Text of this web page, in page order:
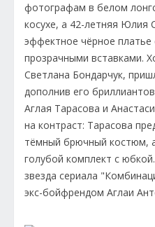
фотографам в белом
косухе, а 42-летняя Юлия
эффектное чёрное
прозрачными вставками.
Светлана Бондарчук,
дополнив его
Аглая Тарасова и
на контраст: Тарасова
тёмный брючный костюм,
голубой комплект с
звезда сериала
экс-бойфрендом Аглаи